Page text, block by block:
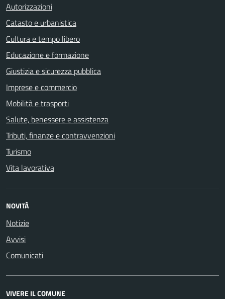
Autorizzazioni
Catasto e urbanistica
Cultura e tempo libero
Educazione e formazione
Giustizia e sicurezza pubblica
Imprese e commercio
Mobilità e trasporti
Salute, benessere e assistenza
Tributi, finanze e contravvenzioni
Turismo
Vita lavorativa
NOVITÀ
Notizie
Avvisi
Comunicati
VIVERE IL COMUNE